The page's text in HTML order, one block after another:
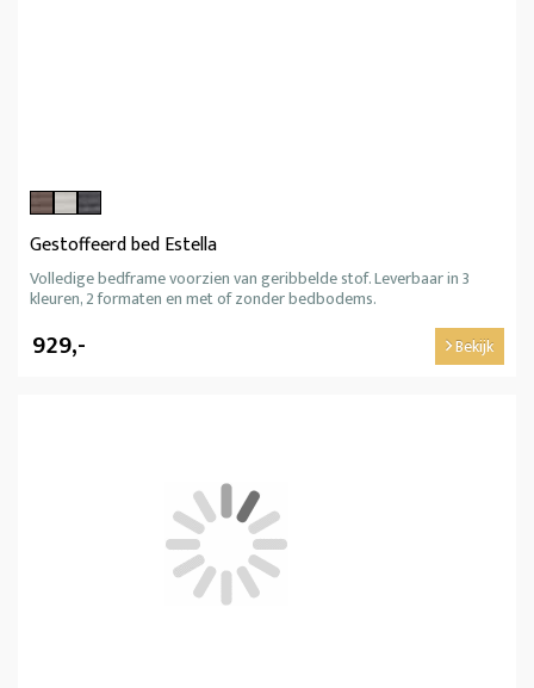
Gestoffeerd bed Estella
Volledige bedframe voorzien van geribbelde stof. Leverbaar in 3
kleuren, 2 formaten en met of zonder bedbodems.
929,- Bekijk